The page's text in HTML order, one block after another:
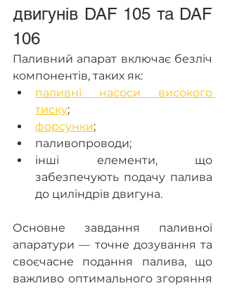
двигунів DAF 105 та DAF
106
Паливний апарат включає безліч
компонентів, таких як:
паливні насоси високого
тиску;
форсунки;
паливопроводи;
інші елементи, що
забезпечують подачу палива
до циліндрів двигуна.
Основне завдання паливної
апаратури — точне дозування та
своєчасне подання палива, що
важливо оптимального згоряння